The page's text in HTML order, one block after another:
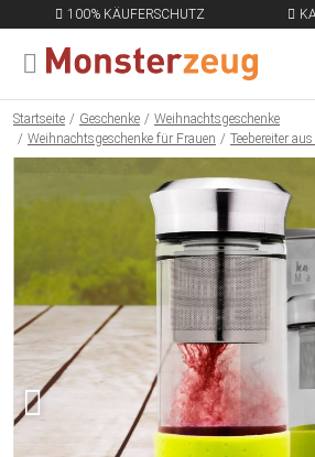
100% KÄUFERSCHUTZ
MENÜ SCHLIESSEN
Startseite Geschenke
Weihnachtsgeschenke
Weihnachtsgeschenke für Frauen
Teebereiter